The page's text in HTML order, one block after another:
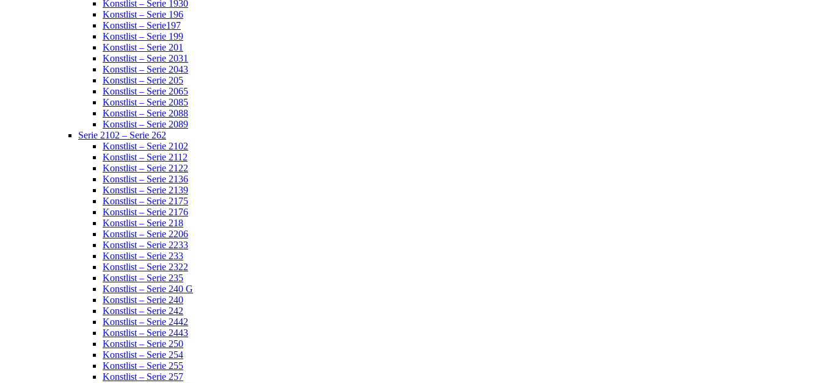
Konstlist – Serie 1930
Konstlist – Serie 196
Konstlist – Serie197
Konstlist – Serie 199
Konstlist – Serie 201
Konstlist – Serie 2031
Konstlist – Serie 2043
Konstlist – Serie 205
Konstlist – Serie 2065
Konstlist – Serie 2085
Konstlist – Serie 2088
Konstlist – Serie 2089
Serie 2102 – Serie 262
Konstlist – Serie 2102
Konstlist – Serie 2112
Konstlist – Serie 2122
Konstlist – Serie 2136
Konstlist – Serie 2139
Konstlist – Serie 2175
Konstlist – Serie 2176
Konstlist – Serie 218
Konstlist – Serie 2206
Konstlist – Serie 2233
Konstlist – Serie 233
Konstlist – Serie 2322
Konstlist – Serie 235
Konstlist – Serie 240 G
Konstlist – Serie 240
Konstlist – Serie 242
Konstlist – Serie 2442
Konstlist – Serie 2443
Konstlist – Serie 250
Konstlist – Serie 254
Konstlist – Serie 255
Konstlist – Serie 257